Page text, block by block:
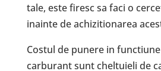
tale, este firesc sa faci o
inainte de achizitionarea
Costul de punere in
carburant sunt cheltuieli de